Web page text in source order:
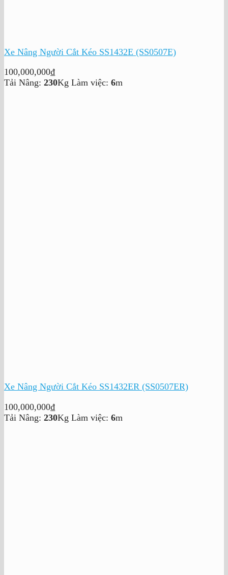
Xe Nâng Người Cắt Kéo SS1432E (SS0507E)
100,000,000₫
Tải Nâng: 230Kg Làm việc: 6m
Xe Nâng Người Cắt Kéo SS1432ER (SS0507ER)
100,000,000₫
Tải Nâng: 230Kg Làm việc: 6m